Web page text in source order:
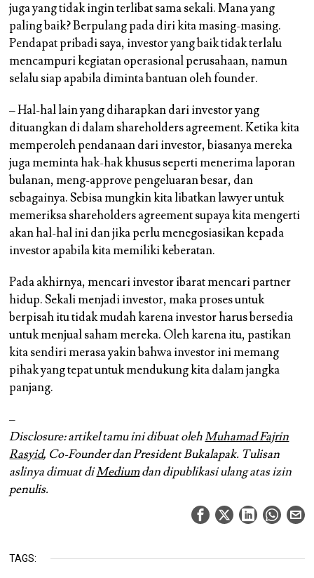
juga yang tidak ingin terlibat sama sekali. Mana yang
paling baik? Berpulang pada diri kita masing-masing.
Pendapat pribadi saya, investor yang baik tidak terlalu
mencampuri kegiatan operasional perusahaan, namun
selalu siap apabila diminta bantuan oleh founder.
– Hal-hal lain yang diharapkan dari investor yang
dituangkan di dalam shareholders agreement. Ketika kita
memperoleh pendanaan dari investor, biasanya mereka
juga meminta hak-hak khusus seperti menerima laporan
bulanan, meng-approve pengeluaran besar, dan
sebagainya. Sebisa mungkin kita libatkan lawyer untuk
memeriksa shareholders agreement supaya kita mengerti
akan hal-hal ini dan jika perlu menegosiasikan kepada
investor apabila kita memiliki keberatan.
Pada akhirnya, mencari investor ibarat mencari partner
hidup. Sekali menjadi investor, maka proses untuk
berpisah itu tidak mudah karena investor harus bersedia
untuk menjual saham mereka. Oleh karena itu, pastikan
kita sendiri merasa yakin bahwa investor ini memang
pihak yang tepat untuk mendukung kita dalam jangka
panjang.
–
Disclosure: artikel tamu ini dibuat olehMuhamad Fajrin
Rasyid, Co-Founder dan President Bukalapak. Tulisan
aslinya dimuat diMediumdan dipublikasi ulang atas izin
penulis.
TAGS: